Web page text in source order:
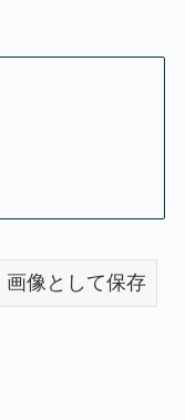
画像として保存